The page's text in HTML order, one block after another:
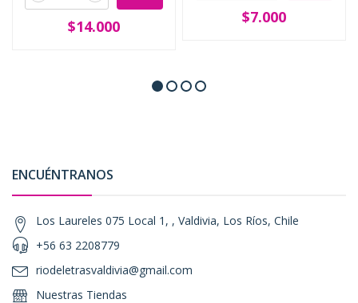
$14.000 $7.000
ENCUÉNTRANOS
Los Laureles 075 Local 1, , Valdivia, Los Ríos, Chile
+56 63 2208779
riodeletrasvaldivia@gmail.com
Nuestras Tiendas